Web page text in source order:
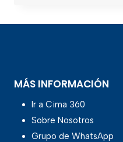
MÁS INFORMACIÓN
Ir a Cima 360
Sobre Nosotros
Grupo de WhatsApp